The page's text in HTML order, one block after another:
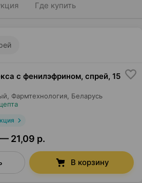
Где купить
с фенилэфрином, спрей, 15
Фармтехнология , Беларусь
21,09 р.
В корзину